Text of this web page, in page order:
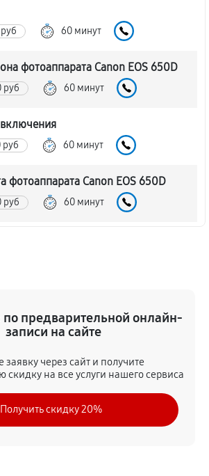
60 минут
фотоаппарата Canon EOS 650D
руб 60 минут
руб 60 минут
фотоаппарата Canon EOS 650D
руб 60 минут
руб 60 минут
руб 60 минут
платы
руб 60 минут
предварительной онлайн-
записи на сайте
заявку через сайт и получите
скидку на все услуги нашего сервиса
Получить скидку 20%